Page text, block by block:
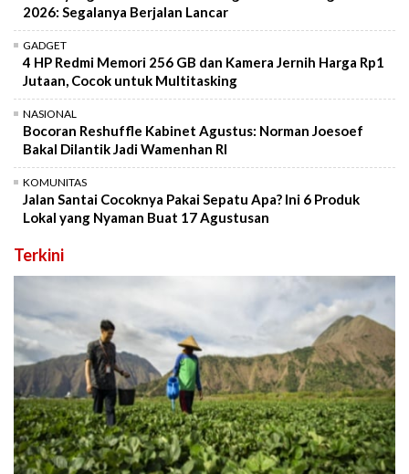
2026: Segalanya Berjalan Lancar
GADGET
4 HP Redmi Memori 256 GB dan Kamera Jernih Harga Rp1
Jutaan, Cocok untuk Multitasking
NASIONAL
Bocoran Reshuffle Kabinet Agustus: Norman Joesoef
Bakal Dilantik Jadi Wamenhan RI
KOMUNITAS
Jalan Santai Cocoknya Pakai Sepatu Apa? Ini 6 Produk
Lokal yang Nyaman Buat 17 Agustusan
Terkini